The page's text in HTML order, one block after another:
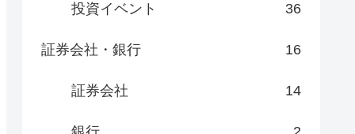
投資イベント 36
証券会社・銀行 16
証券会社 14